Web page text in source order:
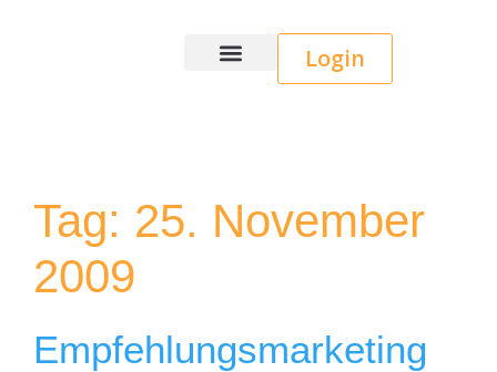
Login
Tag: 25. November
2009
Empfehlungsmarketing